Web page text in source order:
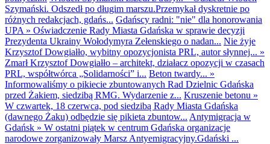
Szymański. Odszedł po długim marszu.Przemykał dyskretnie po
różnych redakcjach, gdańs... Gdańscy radni: "nie" dla honorowania
UPA » Oświadczenie Rady Miasta Gdańska w sprawie decyzji
Prezydenta Ukrainy Wołodymyra Zełenskiego o nadan... Nie żyje
Krzysztof Dowgiałło, wybitny opozycjonista PRL, autor słynnej... »
Zmarł Krzysztof Dowgiałło – architekt, działacz opozycji w czasach
PRL, współtwórca „Solidarności” i... Beton twardy... »
Informowaliśmy o pikiecie zbuntowanych Rad Dzielnic Gdańska
przed Żakiem, siedzibą RMG. Wydarzenie z... Kruszenie betonu »
W czwartek, 18 czerwca, pod siedzibą Rady Miasta Gdańska
(dawnego Żaku) odbędzie się pikieta zbuntow... Antymigracja w
Gdańsk » W ostatni piątek w centrum Gdańska organizacje
narodowe zorganizowały Marsz Antyemigracyjny.Gdański ...